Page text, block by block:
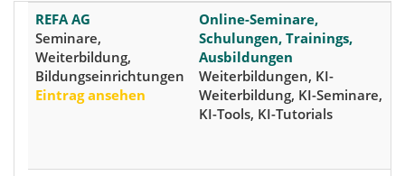
REFA AG
Seminare,
Weiterbildung,
Bildungseinrichtungen
Eintrag ansehen
Online-Seminare,
Schulungen, Trainings,
Ausbildungen
Weiterbildungen, KI-
Weiterbildung, KI-Seminare,
KI-Tools, KI-Tutorials